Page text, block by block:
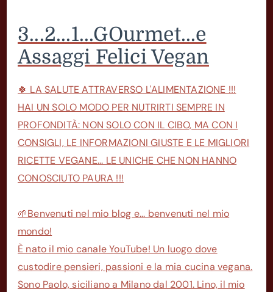
3...2...1...GOurmet...e
Assaggi Felici Vegan
🍀 LA SALUTE ATTRAVERSO L'ALIMENTAZIONE !!!
HAI UN SOLO MODO PER NUTRIRTI SEMPRE IN
PROFONDITÀ: NON SOLO CON IL CIBO, MA CON I
CONSIGLI, LE INFORMAZIONI GIUSTE E LE MIGLIORI
RICETTE VEGANE... LE UNICHE CHE NON HANNO
CONOSCIUTO PAURA !!!
🌱Benvenuti nel mio blog e... benvenuti nel mio
mondo!
È nato il mio canale YouTube! Un luogo dove
custodire pensieri, passioni e la mia cucina vegana.
Sono Paolo, siciliano a Milano dal 2001. Lino, il mio